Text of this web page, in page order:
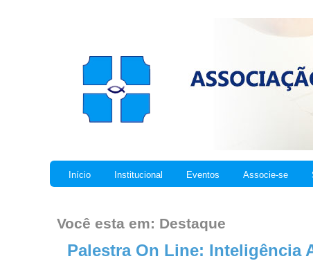
Início Institucional Eventos Associe-se
Você esta em: Destaque
Palestra On Line: Inteligência